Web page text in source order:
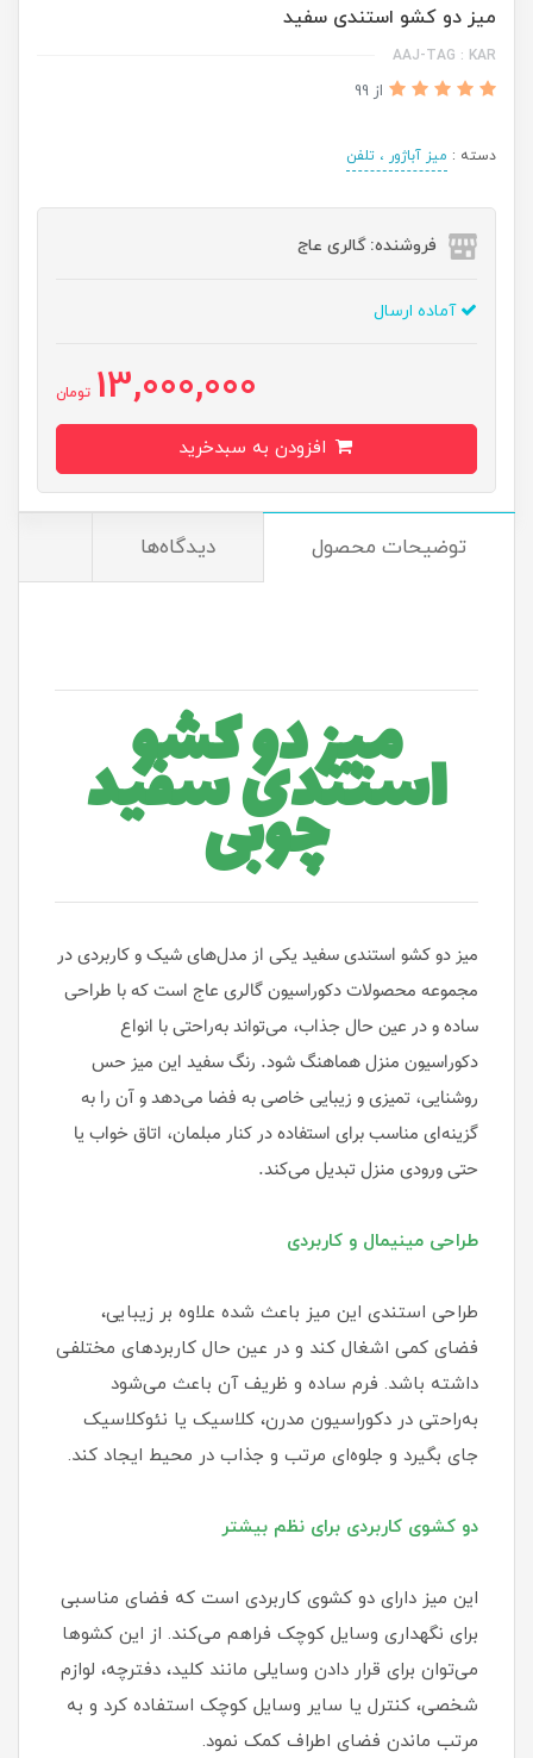
میز دو کشو استندی سفید
AAJ-TAG : KAR
از 99
دسته : میز آباژور ، تلفن
فروشنده: گالری عاج
آماده ارسال
13,000,000 تومان
توضیحات محصول دیدگاه‌ها
میز دو کشو
استندی سفید
چوبی
میز دو کشو استندی سفید یکی از مدل‌های شیک و کاربردی در
مجموعه محصولات دکوراسیون گالری عاج است که با طراحی
ساده و در عین حال جذاب، می‌تواند به‌راحتی با انواع
دکوراسیون منزل هماهنگ شود. رنگ سفید این میز حس
روشنایی، تمیزی و زیبایی خاصی به فضا می‌دهد و آن را به
گزینه‌ای مناسب برای استفاده در کنار مبلمان، اتاق خواب یا
حتی ورودی منزل تبدیل می‌کند.
طراحی مینیمال و کاربردی
طراحی استندی این میز باعث شده علاوه بر زیبایی،
فضای کمی اشغال کند و در عین حال کاربردهای مختلفی
داشته باشد. فرم ساده و ظریف آن باعث می‌شود
به‌راحتی در دکوراسیون مدرن، کلاسیک یا نئوکلاسیک
جای بگیرد و جلوه‌ای مرتب و جذاب در محیط ایجاد کند.
دو کشوی کاربردی برای نظم بیشتر
این میز دارای دو کشوی کاربردی است که فضای مناسبی
برای نگهداری وسایل کوچک فراهم می‌کند. از این کشوها
می‌توان برای قرار دادن وسایلی مانند کلید، دفترچه، لوازم
شخصی، کنترل یا سایر وسایل کوچک استفاده کرد و به
مرتب ماندن فضای اطراف کمک نمود.